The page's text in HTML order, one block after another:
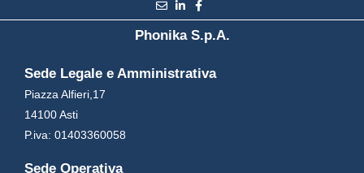
Phonika S.p.A.
Sede Legale e Amministrativa
Piazza Alfieri,17
14100 Asti
P.iva: 01403360058
Sede Operativa